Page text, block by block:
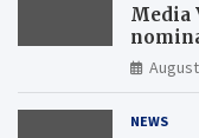
Media
Shiv
NEWS